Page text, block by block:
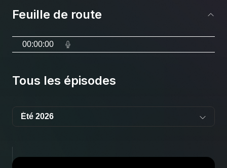
Feuille de route
00:00:00
Tous les épisodes